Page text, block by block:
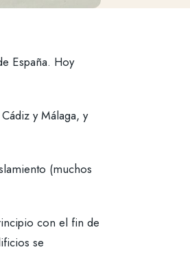
España. Hoy
y Málaga, y
(muchos
con el fin de
se